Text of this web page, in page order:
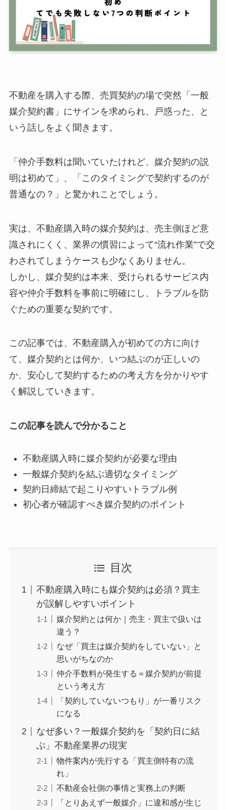
不動産を購入する際、売買契約の場で突然「一般
媒介契約書」にサインを求められ、戸惑った、と
いう話しをよく聞きます。
「仲介手数料は聞いていたけれど、媒介契約の説
明は初めて」、「このタイミングで契約するのが
普通なの？」と驚かれことでしょう。
実は、不動産購入時の媒介契約は、売主側ほど意
識されにくく、業界の慣習によって“流れ作業”で交
わされてしまうケースも少なくありません。
しかし、媒介契約は本来、受けられるサービス内
容や仲介手数料を事前に明確にし、トラブルを防
ぐための重要な契約です。
この記事では、不動産購入が初めての方に向け
て、媒介契約とは何か、いつ結ぶのが正しいの
か、安心して契約するための考え方を分かりやす
く解説していきます。
この記事を読んで分かること
不動産購入時に媒介契約が必要な理由
一般媒介契約を結ぶ適切なタイミング
契約日締結で起こりやすいトラブル例
初心者が確認すべき媒介契約のポイント
目次
不動産購入時にも媒介契約は必須？買主
が誤解しやすいポイント
媒介契約とは何か｜売主・買主で扱いは
違う？
なぜ「買主は媒介契約をしていない」と
思いがちなのか
仲介手数料が発生する＝媒介契約が前提
という考え方
「契約していないつもり」が一番リスク
になる
なぜ多い？一般媒介契約を「契約日に結
ぶ」不動産業界の現実
物件案内が先行する「買主側特有の流
れ」
不動産会社側の事情と実務上の判断
「とりあえず一般媒介」に違和感が生じ